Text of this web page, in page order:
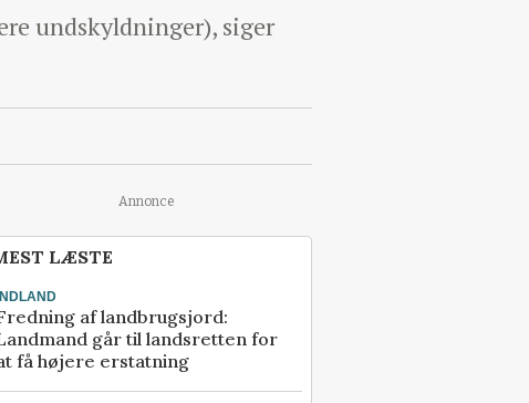
undskyldninger), siger
Annonce
LÆSTE
af landbrugsjord:
går til landsretten for
få højere erstatning